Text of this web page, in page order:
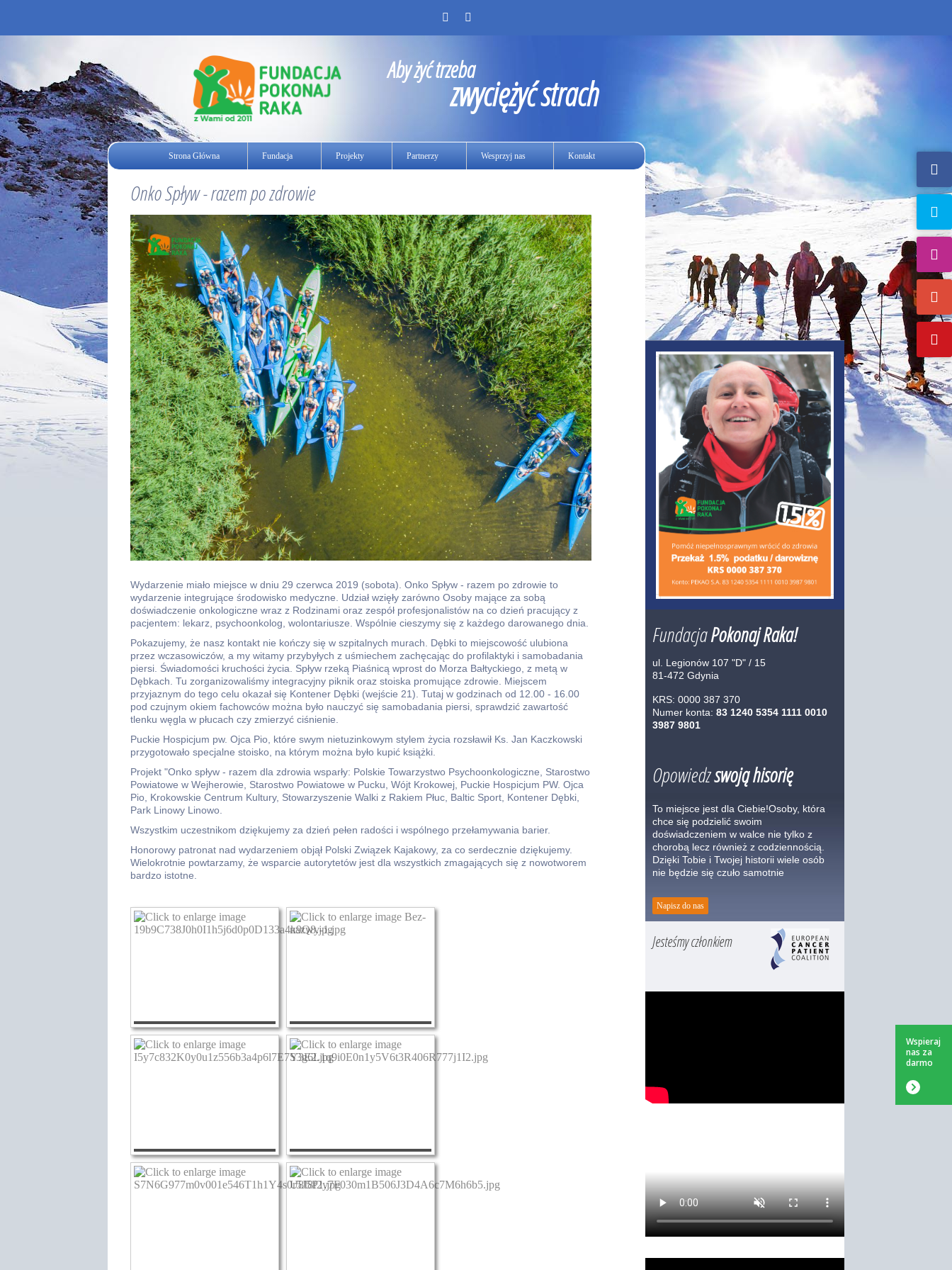
Aby żyć trzeba
zwyciężyć strach
Strona Główna Fundacja Projekty Partnerzy Wesprzyj nas Kontakt
Onko Spływ - razem po zdrowie
Wydarzenie miało miejsce w dniu 29 czerwca 2019 (sobota). Onko Spływ - razem po zdrowie to
wydarzenie integrujące środowisko medyczne. Udział wzięły zarówno Osoby mające za sobą
doświadczenie onkologiczne wraz z Rodzinami oraz zespół profesjonalistów na co dzień pracujący z
pacjentem: lekarz, psychoonkolog, wolontariusze. Wspólnie cieszymy się z każdego darowanego dnia.
Pokazujemy, że nasz kontakt nie kończy się w szpitalnych murach. Dębki to miejscowość ulubiona
przez wczasowiczów, a my witamy przybyłych z uśmiechem zachęcając do profilaktyki i samobadania
piersi. Świadomości kruchości życia. Spływ rzeką Piaśnicą wprost do Morza Bałtyckiego, z metą w
Dębkach. Tu zorganizowaliśmy integracyjny piknik oraz stoiska promujące zdrowie. Miejscem
przyjaznym do tego celu okazał się Kontener Dębki (wejście 21). Tutaj w godzinach od 12.00 - 16.00
pod czujnym okiem fachowców można było nauczyć się samobadania piersi, sprawdzić zawartość
tlenku węgla w płucach czy zmierzyć ciśnienie.
Puckie Hospicjum pw. Ojca Pio, które swym nietuzinkowym stylem życia rozsławił Ks. Jan Kaczkowski
przygotowało specjalne stoisko, na którym można było kupić książki.
Projekt "Onko spływ - razem dla zdrowia wsparły: Polskie Towarzystwo Psychoonkologiczne, Starostwo
Powiatowe w Wejherowie, Starostwo Powiatowe w Pucku, Wójt Krokowej, Puckie Hospicjum PW. Ojca
Pio, Krokowskie Centrum Kultury, Stowarzyszenie Walki z Rakiem Płuc, Baltic Sport, Kontener Dębki,
Park Linowy Linowo.
Wszystkim uczestnikom dziękujemy za dzień pełen radości i wspólnego przełamywania barier.
Honorowy patronat nad wydarzeniem objął Polski Związek Kajakowy, za co serdecznie dziękujemy.
Wielokrotnie powtarzamy, że wsparcie autorytetów jest dla wszystkich zmagających się z nowotworem
bardzo istotne.
FundacjaPokonaj Raka!
ul. Legionów 107 "D" / 15
81-472 Gdynia
KRS: 0000 387 370
Numer konta:83 1240 5354 1111 0010
3987 9801
Opowiedzswoją hisorię
To miejsce jest dla Ciebie!Osoby, która
chce się podzielić swoim
doświadczeniem w walce nie tylko z
chorobą lecz również z codziennością.
Dzięki Tobie i Twojej historii wiele osób
nie będzie się czuło samotnie
Napisz do nas
Jesteśmy członkiem
Wspieraj
nas za
darmo